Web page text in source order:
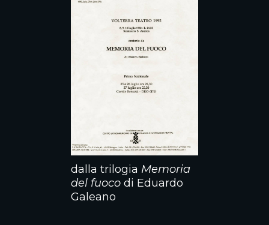
dalla trilogia Memoria
del fuoco di Eduardo
Galeano